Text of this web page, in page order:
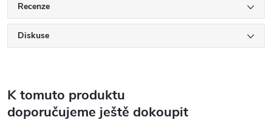
Recenze
Diskuse
K tomuto produktu
doporučujeme ještě dokoupit